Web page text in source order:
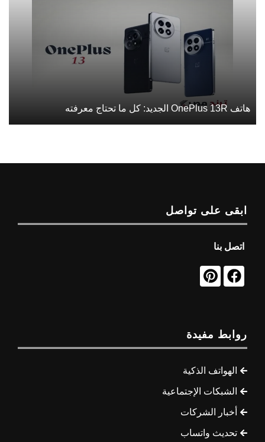
هاتف OnePlus 13R الجديد: كل ما تحتاج معرفته
ابقى على تواصل
اتصل بنا
روابط مفيدة
الهواتف الذكية
الشبكات الإجتماعية
أخبار الشركات
تحديث واتساب